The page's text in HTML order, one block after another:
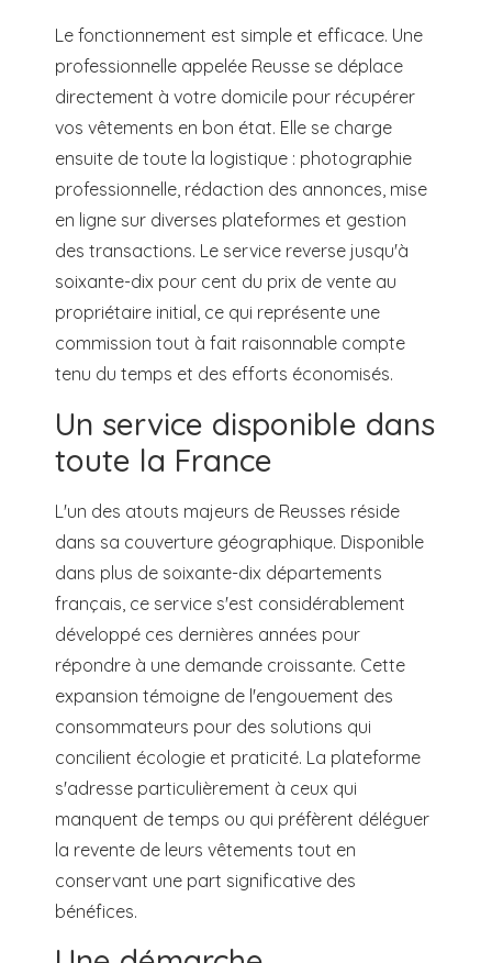
Le fonctionnement est simple et efficace. Une
professionnelle appelée Reusse se déplace
directement à votre domicile pour récupérer
vos vêtements en bon état. Elle se charge
ensuite de toute la logistique : photographie
professionnelle, rédaction des annonces, mise
en ligne sur diverses plateformes et gestion
des transactions. Le service reverse jusqu'à
soixante-dix pour cent du prix de vente au
propriétaire initial, ce qui représente une
commission tout à fait raisonnable compte
tenu du temps et des efforts économisés.
Un service disponible dans
toute la France
L'un des atouts majeurs de Reusses réside
dans sa couverture géographique. Disponible
dans plus de soixante-dix départements
français, ce service s'est considérablement
développé ces dernières années pour
répondre à une demande croissante. Cette
expansion témoigne de l'engouement des
consommateurs pour des solutions qui
concilient écologie et praticité. La plateforme
s'adresse particulièrement à ceux qui
manquent de temps ou qui préfèrent déléguer
la revente de leurs vêtements tout en
conservant une part significative des
bénéfices.